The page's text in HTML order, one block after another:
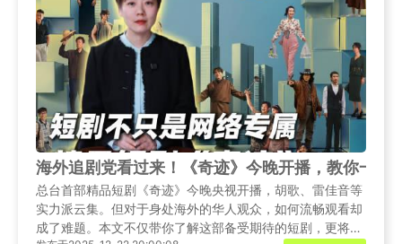
海外追剧党看过来！《奇迹》今晚开播，教你一招
总台首部精品短剧《奇迹》今晚央视开播，胡歌、雷佳音等
实力派云集。但对于身处海外的华人观众，如何流畅观看却
成了难题。本文不仅带你了解这部备受期待的短剧，更将分